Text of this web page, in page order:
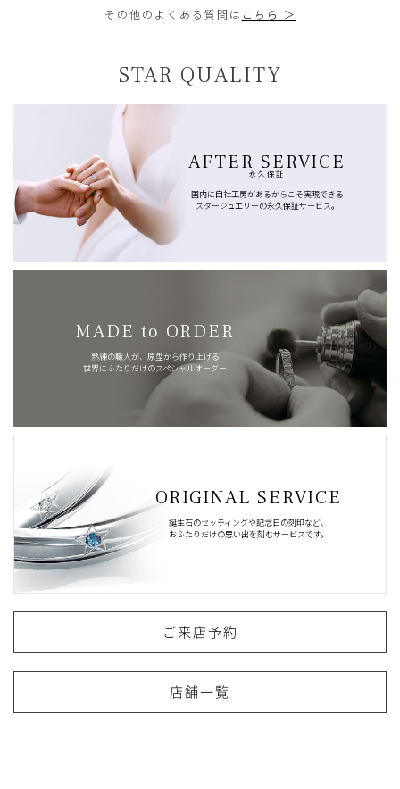
その他のよくある質問は こちら ＞
STAR QUALITY
AFTER SERVICE
永久保証
国内に自社工房があるからこそ実現できる
スタージュエリーの永久保証サービス。
MADE to ORDER
熟練の職人が、原型から作り上げる
世界にふたりだけのスペシャルオーダー
ORIGINAL SERVICE
誕生石のセッティングや記念日の刻印など、
おふたりだけの思い出を刻むサービスです。
ご来店予約
店舗一覧